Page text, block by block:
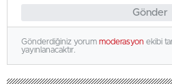
Gönder
Gönderdiğiniz yorum moderasyon ekibi
yayınlanacaktır.